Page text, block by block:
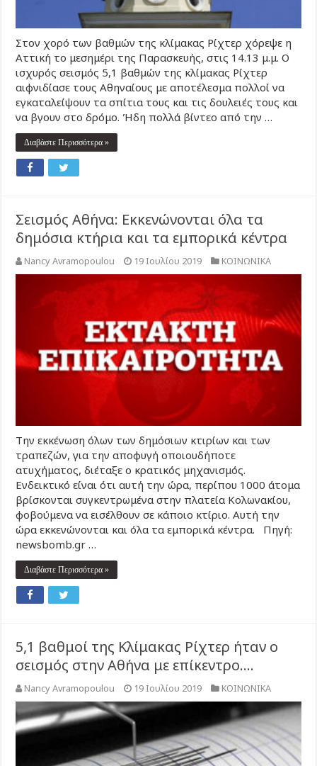
Στον χορό των βαθμών της κλίμακας Ρίχτερ χόρεψε η
Αττική το μεσημέρι της Παρασκευής, στις 14.13 μ.μ. Ο
ισχυρός σεισμός 5,1 βαθμών της κλίμακας Ρίχτερ
αιφνιδίασε τους Αθηναίους με αποτέλεσμα πολλοί να
εγκαταλείψουν τα σπίτια τους και τις δουλειές τους και
να βγουν στο δρόμο. Ήδη πολλά βίντεο από την …
Διαβάστε Περισσότερα »
Σεισμός Αθήνα: Εκκενώνονται όλα τα
δημόσια κτήρια και τα εμπορικά κέντρα
Nancy Avramopoulou 19 Ιουλίου 2019 ΚΟΙΝΩΝΙΚΑ
Την εκκένωση όλων των δημόσιων κτιρίων και των
τραπεζών, για την αποφυγή οποιουδήποτε
ατυχήματος, διέταξε ο κρατικός μηχανισμός.
Ενδεικτικό είναι ότι αυτή την ώρα, περίπου 1000 άτομα
βρίσκονται συγκεντρωμένα στην πλατεία Κολωνακίου,
φοβούμενα να εισέλθουν σε κάποιο κτίριο. Αυτή την
ώρα εκκενώνονται και όλα τα εμπορικά κέντρα. Πηγή:
newsbomb.gr …
Διαβάστε Περισσότερα »
5,1 βαθμοί της Κλίμακας Ρίχτερ ήταν ο
σεισμός στην Αθήνα με επίκεντρο….
Nancy Avramopoulou 19 Ιουλίου 2019 ΚΟΙΝΩΝΙΚΑ